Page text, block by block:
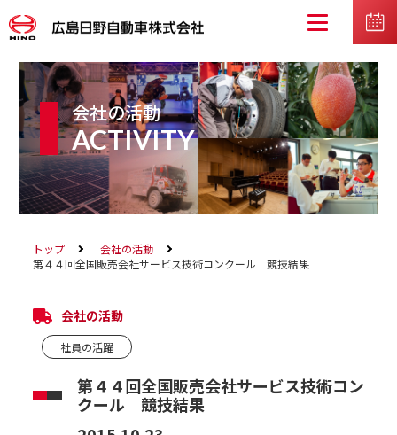
会社の活動
ACTIVITY
トップ
会社の活動
第４４回全国販売会社サービス技術コンクール 競技結果
会社の活動
社員の活躍
第４４回全国販売会社サービス技術コン
クール 競技結果